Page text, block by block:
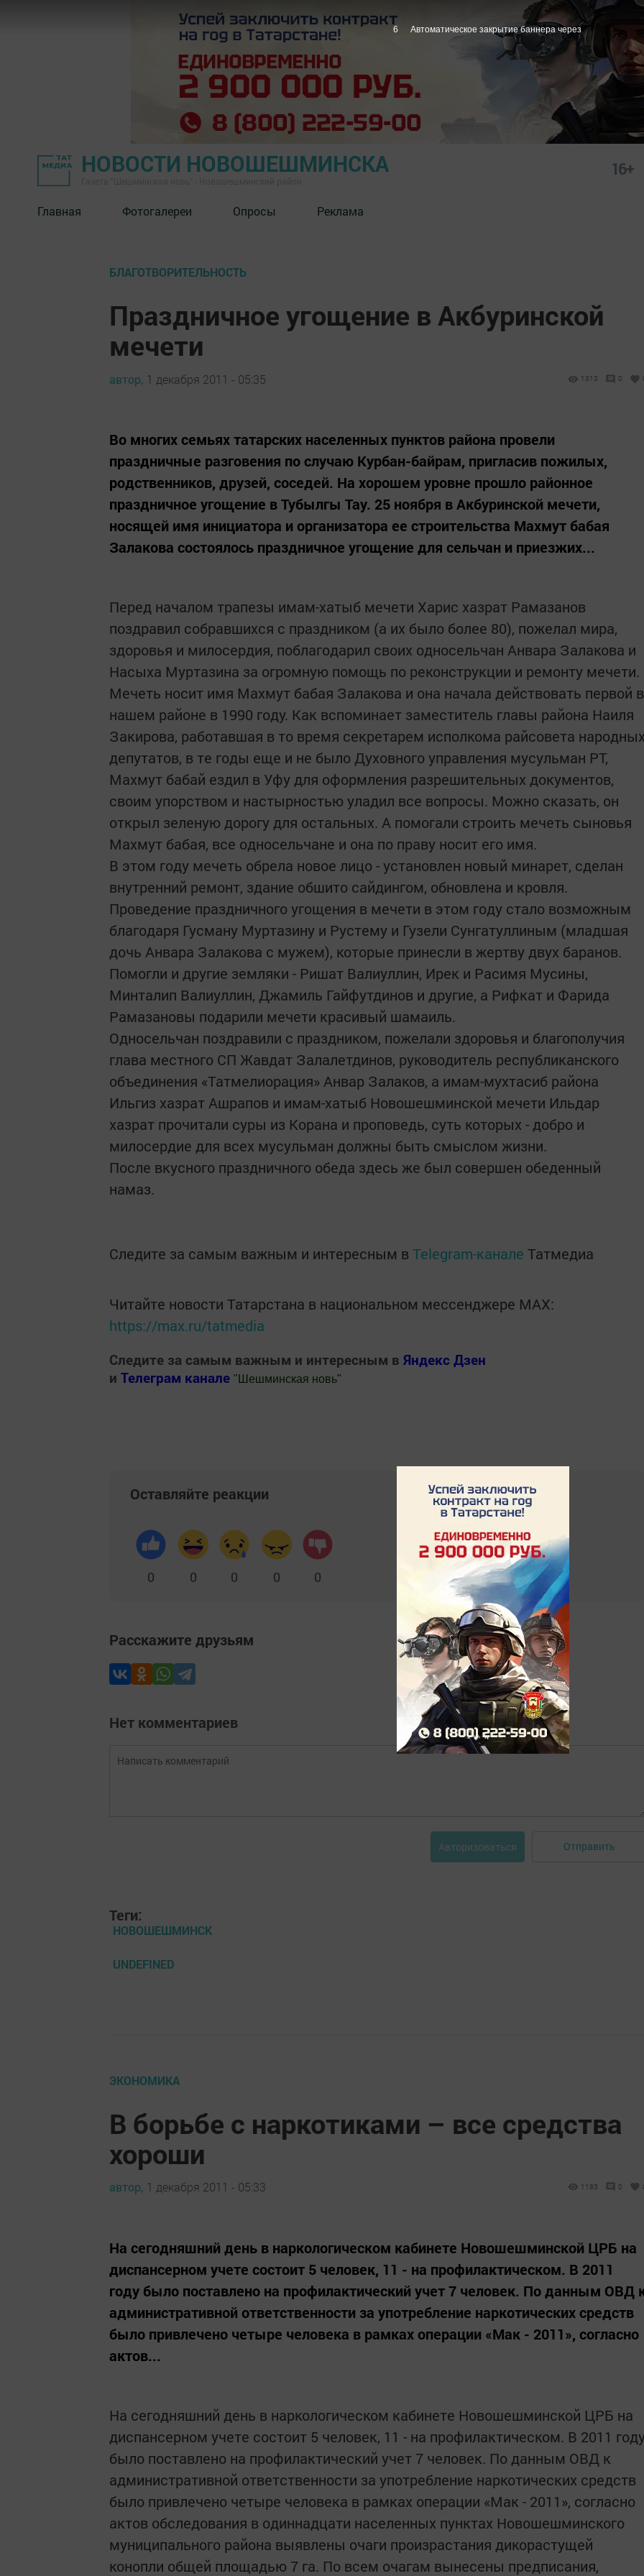
НОВОСТИ НОВОШЕШМИНСКА 16+
Главная Фотогалереи Опросы Реклама
БЛАГОТВОРИТЕЛЬНОСТЬ
Праздничное угощение в Акбуринской
мечети
автор, 1 декабря 2011 - 05:35 1313 0
Во многих семьях татарских населенных пунктов района провели
праздничные разговения по случаю Курбан-байрам, пригласив пожилых,
родственников, друзей, соседей. На хорошем уровне прошло районное
праздничное угощение в Тубылгы Тау. 25 ноября в Акбуринской мечети,
носящей имя инициатора и организатора ее строительства Махмут бабая
Залакова состоялось праздничное угощение для сельчан и приезжих...
Перед началом трапезы имам-хатыб мечети Харис хазрат Рамазанов
поздравил собравшихся с праздником (а их было более 80), пожелал мира,
здоровья и милосердия, поблагодарил своих односельчан Анвара Залакова и
Насыха Муртазина за огромную помощь по реконструкции и ремонту мечети.
Мечеть носит имя Махмут бабая Залакова и она начала действовать первой в
нашем районе в 1990 году. Как вспоминает заместитель главы района Наиля
Закирова, работавшая в то время секретарем исполкома райсовета
депутатов, в те годы еще и не было Духовного управления мусульман РТ,
Махмут бабай ездил в Уфу для оформления разрешительных документов,
своим упорством и настырностью уладил все вопросы. Можно сказать, он
открыл зеленую дорогу для остальных. А помогали строить мечеть сыновья
Махмут бабая, все односельчане и она по праву носит его имя.
В этом году мечеть обрела новое лицо - установлен новый минарет, сделан
внутренний ремонт, здание обшито сайдингом, обновлена и кровля.
Проведение праздничного угощения в мечети в этом году стало возможным
благодаря Гусману Муртазину и Рустему и Гузели Сунгатуллиным (младшая
дочь Анвара Залакова с мужем), которые принесли в жертву двух баранов.
Помогли и другие земляки - Ришат Валиуллин, Ирек и Расимя Мусины,
Минталип Валиуллин, Джамиль Гайфутдинов и другие, а Рифкат и Фарида
Рамазановы подарили мечети красивый шамаиль.
Односельчан поздравили с праздником, пожелали здоровья и благополучия
глава местного СП Жавдат Залалетдинов, руководитель республиканского
объединения «Татмелиорация» Анвар Залаков, а имам-мухтасиб района
Ильгиз хазрат Ашрапов и имам-хатыб Новошешминской мечети Ильдар
хазрат прочитали суры из Корана и проповедь, суть которых - добро и
милосердие для всех мусульман должны быть смыслом жизни.
После вкусного праздничного обеда здесь же был совершен обеденный
намаз.
Следите за самым важным и интересным в Telegram-канале Татмедиа
Читайте новости Татарстана в национальном мессенджере MАХ:
https://max.ru/tatmedia
Следите за самым важным и интересным в Яндекс Дзен
и Телеграм канале " Шешминская новь"
Оставляйте реакции
0 0 0 0 0
Расскажите друзьям
Нет комментариев
Авторизоваться Отправить
Теги:
НОВОШЕШМИНСК
UNDEFINED
ЭКОНОМИКА
В борьбе с наркотиками – все средства
хороши
автор, 1 декабря 2011 - 05:33 1183 0
На сегодняшний день в наркологическом кабинете Новошешминской ЦРБ на
диспансерном учете состоит 5 человек, 11 - на профилактическом. В 2011
году было поставлено на профилактический учет 7 человек. По данным ОВД
административной ответственности за употребление наркотических средств
было привлечено четыре человека в рамках операции «Мак - 2011», согласно
актов...
На сегодняшний день в наркологическом кабинете Новошешминской ЦРБ на
диспансерном учете состоит 5 человек, 11 - на профилактическом. В 2011
было поставлено на профилактический учет 7 человек. По данным ОВД к
административной ответственности за употребление наркотических средств
было привлечено четыре человека в рамках операции «Мак - 2011», согласно
актов обследования в одиннадцати населенных пунктах Новошешминского
муниципального района выявлены очаги произрастания дикорастущей
конопли общей площадью 7 га. По всем очагам вынесены предписания,
5 Автоматическое закрытие баннера через